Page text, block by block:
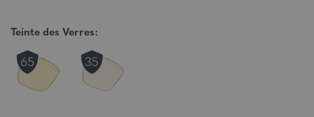
Teinte des Verres: